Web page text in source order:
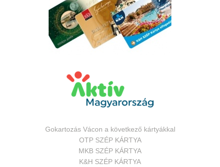
Gokartozás Vácon a következő kártyákkal
OTP SZÉP KÁRTYA
MKB SZÉP KÁRTYA
K&H SZÉP KÁRTYA